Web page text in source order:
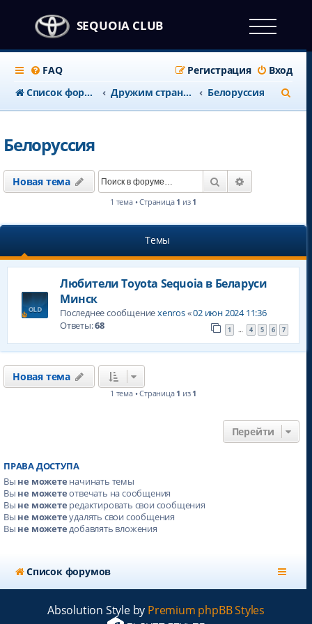
SEQUOIA CLUB
FAQ Вход
Регистрация
Список форумов
Дружим странами Белоруссия
о
Белоруссия
Новая тема Поиск
1 тема • Страница 1 из 1
Темы
Любители Toyota Sequoia в Беларуси
Минск
Последнее сообщениеxenros«02 июн 2024 11:36
Ответы:68 1 … 4 5 6 7
Новая тема
1 тема • Страница 1 из 1
Перейти
ПРАВА ДОСТУПА
Вы не можете начинать темы
Вы не можетеотвечать на сообщения
Вы не можете редактировать свои сообщения
Вы не можетеудалять свои сообщения
Вы не можетедобавлять вложения
Список форумов
Absolution Style by Premium phpBB Styles